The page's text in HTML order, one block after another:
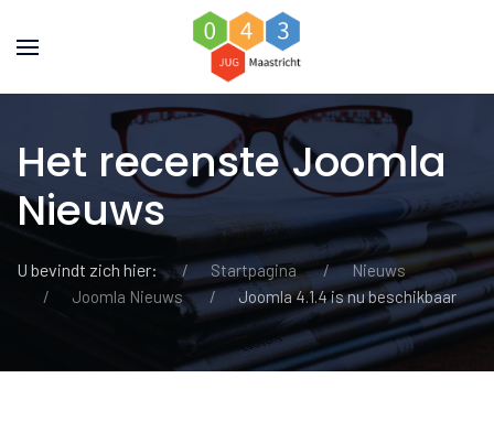
Het recenste Joomla
Nieuws
U bevindt zich hier: Startpagina
Nieuws
Joomla Nieuws
Joomla 4.1.4 is nu beschikbaar